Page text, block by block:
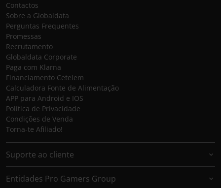
Contactos
Sobre a Globaldata
Perguntas Frequentes
Promessas
Recrutamento
Globaldata Corporate
Paga com Klarna
Financiamento Cetelem
Calculadora Fonte de Alimentação
APP para Android e IOS
Política de Privacidade
Condições de Venda
Torna-te Afiliado!
Suporte ao cliente
Entidades Pro Gamers Group